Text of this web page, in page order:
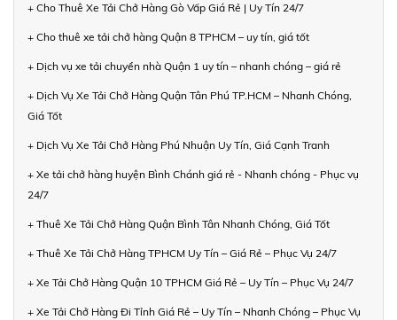
+ Cho Thuê Xe Tải Chở Hàng Gò Vấp Giá Rẻ | Uy Tín 24/7
+ Cho thuê xe tải chở hàng Quận 8 TPHCM – uy tín, giá tốt
+ Dịch vụ xe tải chuyển nhà Quận 1 uy tín – nhanh chóng – giá rẻ
+ Dịch Vụ Xe Tải Chở Hàng Quận Tân Phú TP.HCM – Nhanh Chóng,
Giá Tốt
+ Dịch Vụ Xe Tải Chở Hàng Phú Nhuận Uy Tín, Giá Cạnh Tranh
+ Xe tải chở hàng huyện Bình Chánh giá rẻ - Nhanh chóng - Phục vụ
24/7
+ Thuê Xe Tải Chở Hàng Quận Bình Tân Nhanh Chóng, Giá Tốt
+ Thuê Xe Tải Chở Hàng TPHCM Uy Tín – Giá Rẻ – Phục Vụ 24/7
+ Xe Tải Chở Hàng Quận 10 TPHCM Giá Rẻ – Uy Tín – Phục Vụ 24/7
+ Xe Tải Chở Hàng Đi Tỉnh Giá Rẻ – Uy Tín – Nhanh Chóng – Phục Vụ